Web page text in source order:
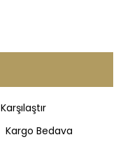
Karşılaştır
Kargo Bedava